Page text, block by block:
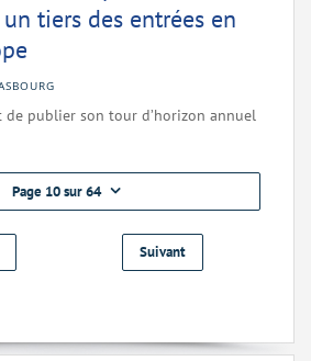
tiers des entrées en
de publier son tour d’horizon annuel
Page 10 sur 64
Suivant